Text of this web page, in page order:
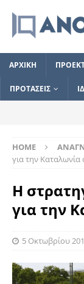
ΑΡΧΙΚΗ
ΠΡΟΤΑΣΕΙΣ
HOME
για την Καταλωνία
Η
για την
5 Οκτωβρίου